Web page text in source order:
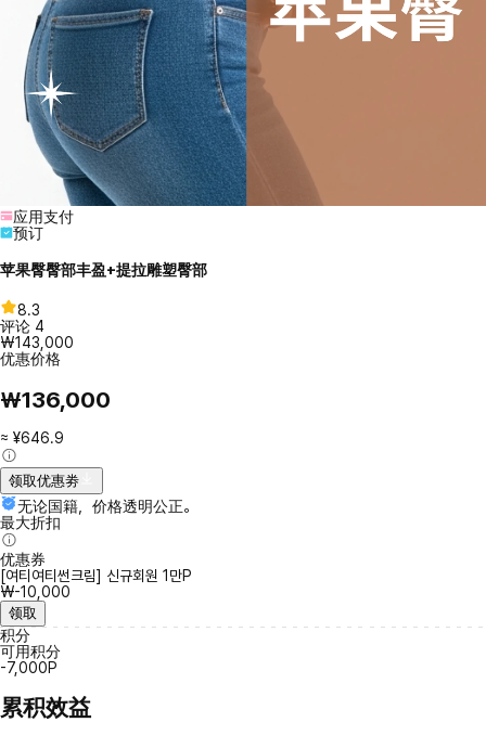
应用支付
预订
苹果臀臀部丰盈+提拉雕塑臀部
8.3
评论 4
₩143,000
优惠价格
₩136,000
≈ ¥646.9
领取优惠劵
无论国籍，价格透明公正。
最大折扣
优惠券
[여티여티썬크림] 신규회원 1만P
₩-10,000
领取
积分
可用积分
-7,000P
累积效益